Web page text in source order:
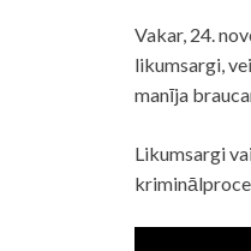
Vakar, 24.
likumsargi,
manīja
Likumsargi